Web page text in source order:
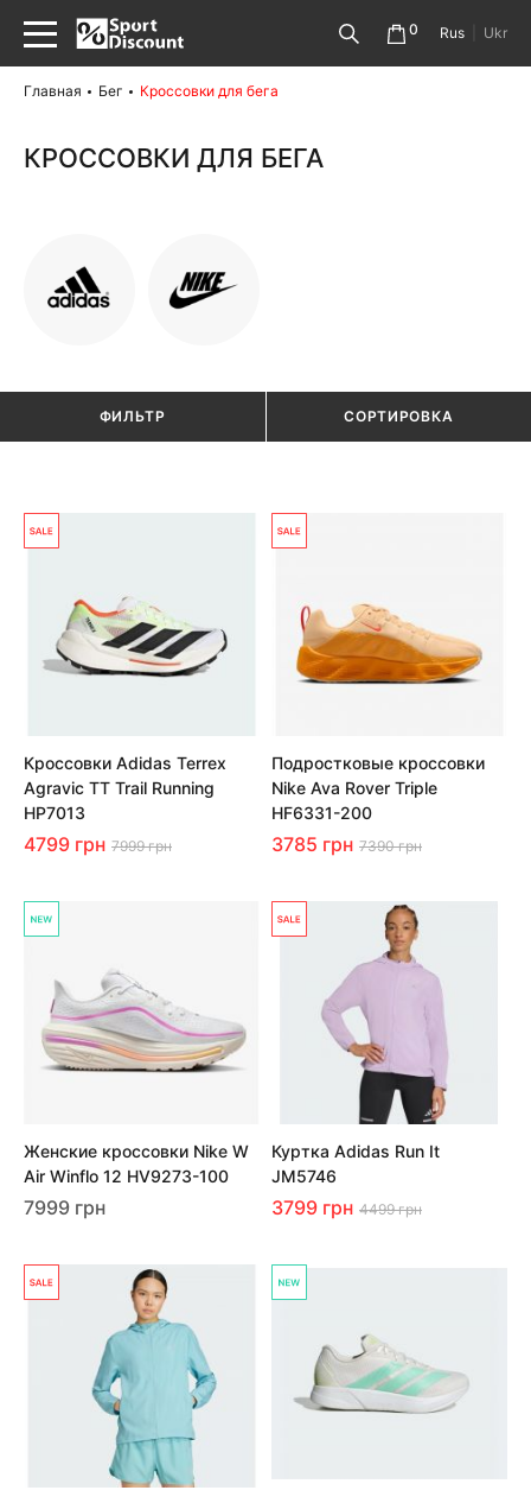
0 Rus Ukr
Главная Бег Кроссовки для бега
КРОССОВКИ ДЛЯ БЕГА
ФИЛЬТР СОРТИРОВКА
Кроссовки Adidas Terrex
Agravic TT Trail Running
HP7013
4799 грн 7999 грн
Подростковые кроссовки
Nike Ava Rover Triple
HF6331-200
3785 грн 7390 грн
Женские кроссовки Nike W
Air Winflo 12 HV9273-100
7999 грн
Куртка Adidas Run It
JM5746
3799 грн 4499 грн